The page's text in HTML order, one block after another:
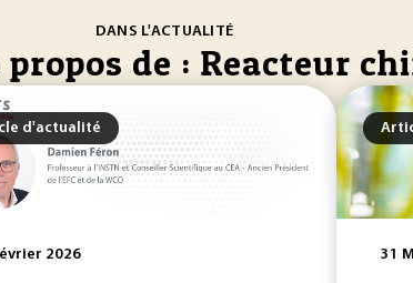
DANS L'ACTUALITÉ
de : Reacteur
d'actualité
2026 31